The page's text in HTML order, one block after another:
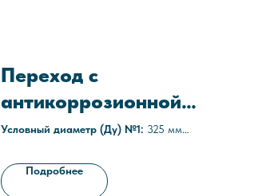
Переход с
антикоррозионной
защитой ПС-325х8-
Условный диаметр (Ду) №1: 325 мм
Толщина стенки:8/6 мм
Наружное покрытие:
Подробнее